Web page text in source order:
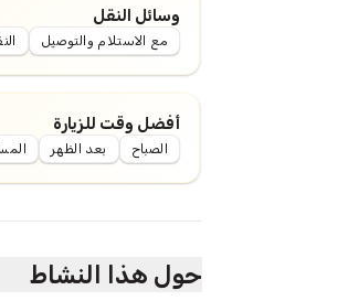
وسائل النقل
مع الاستلام والتوصيل
أفضل وقت للزيارة
الصباح بعد الظهر
حول هذا النشاط